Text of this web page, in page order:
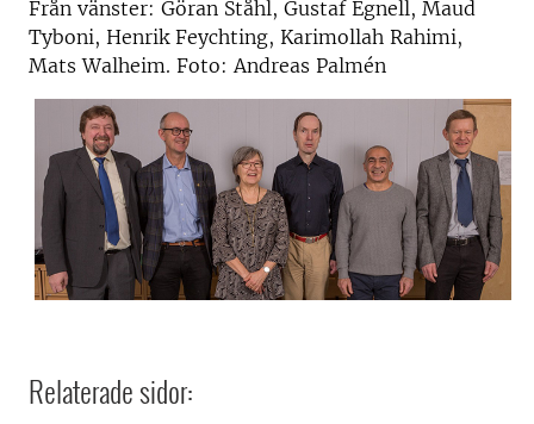
Från vänster: Göran Ståhl, Gustaf Egnell, Maud
Tyboni, Henrik Feychting, Karimollah Rahimi,
Mats Walheim. Foto: Andreas Palmén
Relaterade sidor: